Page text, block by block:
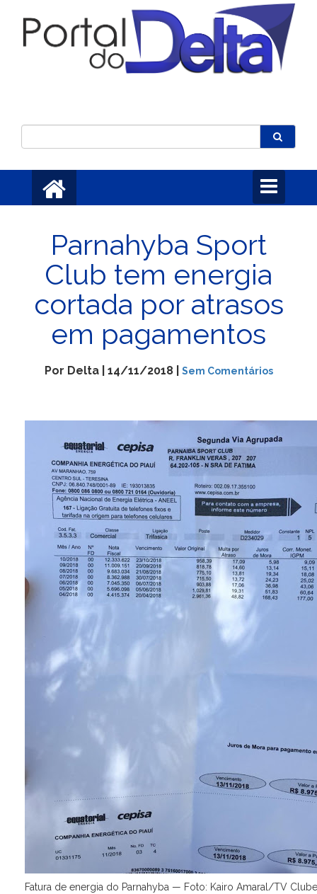
Toggle
navigation
Parnahyba Sport
Club tem energia
cortada por atrasos
em pagamentos
Por Delta | 14/11/2018 | Sem Comentários
Fatura de energia do Parnahyba — Foto: Kairo Amaral/TV Clube